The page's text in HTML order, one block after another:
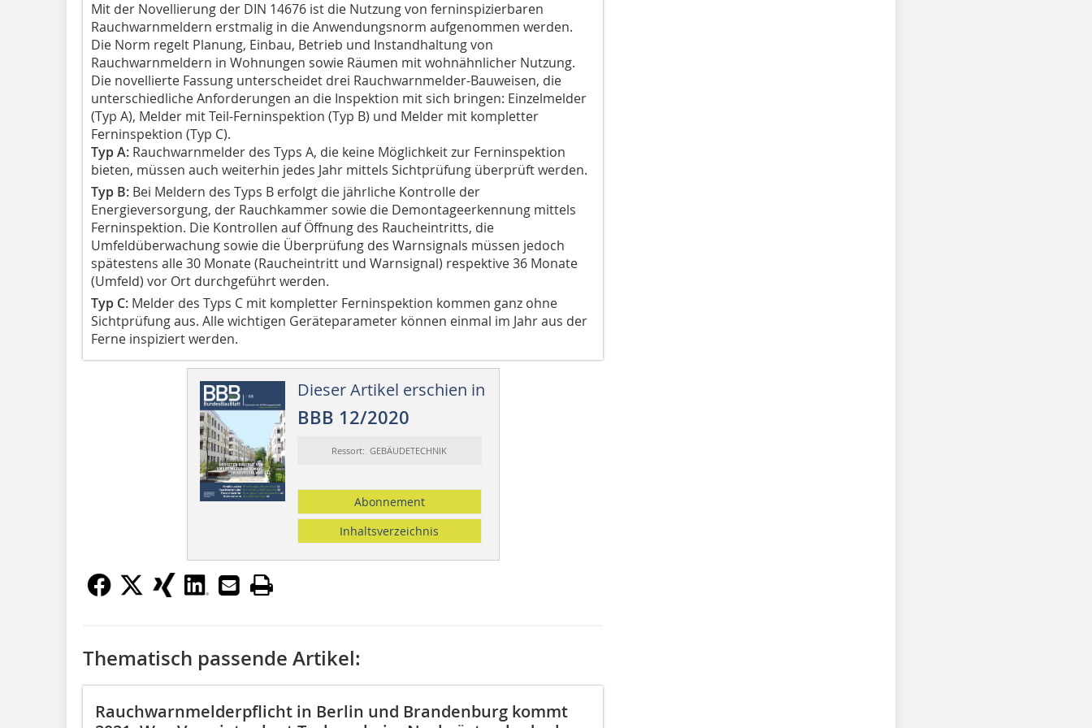
Mit der Novellierung der DIN 14676 ist die Nutzung von ferninspizierbaren
Rauchwarnmeldern erstmalig in die Anwendungsnorm aufgenommen werden.
Die Norm regelt Planung, Einbau, Betrieb und Instandhaltung von
Rauchwarnmeldern in Wohnungen sowie Räumen mit wohnähnlicher Nutzung.
Die novellierte Fassung unterscheidet drei Rauchwarnmelder-Bauweisen, die
unterschiedliche Anforderungen an die Inspektion mit sich bringen: Einzelmelder
(Typ A), Melder mit Teil-Ferninspektion (Typ B) und Melder mit kompletter
Ferninspektion (Typ C).
Typ A: Rauchwarnmelder des Typs A, die keine Möglichkeit zur Ferninspektion
bieten, müssen auch weiterhin jedes Jahr mittels Sichtprüfung überprüft werden.
Typ B: Bei Meldern des Typs B erfolgt die jährliche Kontrolle der
Energieversorgung, der Rauchkammer sowie die Demontageerkennung mittels
Ferninspektion. Die Kontrollen auf Öffnung des Raucheintritts, die
Umfeldüberwachung sowie die Überprüfung des Warnsignals müssen jedoch
spätestens alle 30 Monate (Raucheintritt und Warnsignal) respektive 36 Monate
(Umfeld) vor Ort durchgeführt werden.
Typ C: Melder des Typs C mit kompletter Ferninspektion kommen ganz ohne
Sichtprüfung aus. Alle wichtigen Geräteparameter können einmal im Jahr aus der
Ferne inspiziert werden.
Dieser Artikel erschien in
BBB 12/2020
Ressort: GEBÄUDETECHNIK
Abonnement
Inhaltsverzeichnis
Thematisch passende Artikel:
Rauchwarnmelderpflicht in Berlin und Brandenburg kommt